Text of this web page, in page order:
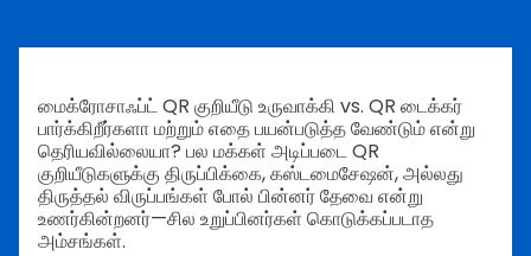
மைக்ரோசாஃப்ட் QR குறியீடு உருவாக்கி vs. QR டைக்கர்
பார்க்கிறீர்களா மற்றும் எதை பயன்படுத்த வேண்டும் என்று
தெரியவில்லையா? பல மக்கள் அடிப்படை QR
குறியீடுகளுக்கு திருப்பிக்கை, கஸ்டமைசேஷன், அல்லது
திருத்தல் விருப்பங்கள் போல் பின்னர் தேவை என்று
உணர்கின்றனர்—சில உறுப்பினர்கள் கொடுக்கப்படாத
அம்சங்கள்.